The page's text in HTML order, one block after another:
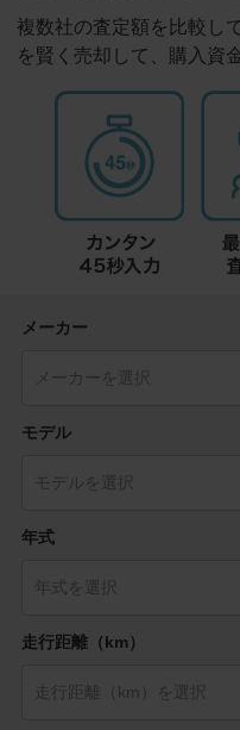
複数社の査定額を比較し
を賢く売却して、購入資
メーカー
モデル
年式
走行距離（km）